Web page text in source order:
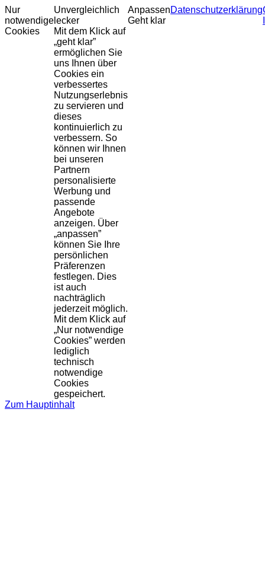
Nur
notwendige
Cookies
Unvergleichlich
lecker
Mit dem Klick auf
„geht klar”
ermöglichen Sie
uns Ihnen über
Cookies ein
verbessertes
Nutzungserlebnis
zu servieren und
dieses
kontinuierlich zu
verbessern. So
können wir Ihnen
bei unseren
Partnern
personalisierte
Werbung und
passende
Angebote
anzeigen. Über
„anpassen”
können Sie Ihre
persönlichen
Präferenzen
festlegen. Dies
ist auch
nachträglich
jederzeit möglich.
Mit dem Klick auf
„Nur notwendige
Cookies” werden
lediglich
technisch
notwendige
Cookies
gespeichert.
Anpassen
Geht klar
Datenschutzerklärung
Zum Hauptinhalt